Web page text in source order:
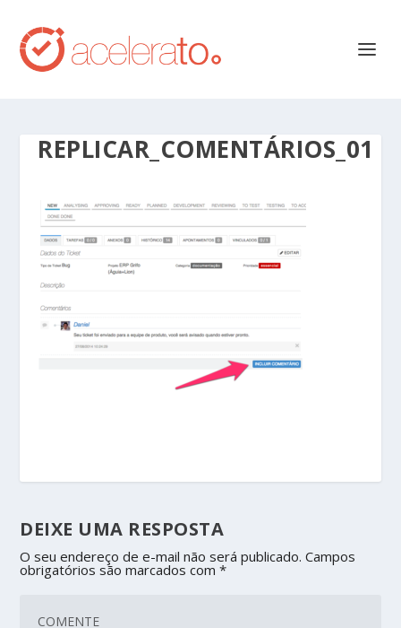
REPLICAR_COMENTÁRIOS_01
DEIXE UMA RESPOSTA
O seu endereço de e-mail não será publicado. Campos
obrigatórios são marcados com*